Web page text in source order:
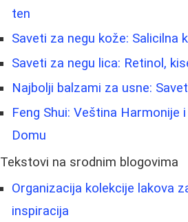
ten
Saveti za negu kože: Salicilna
Saveti za negu lica: Retinol,
Najbolji balzami za usne:
Feng Shui: Veština Harmonije
Domu
Tekstovi na srodnim blogovima
Organizacija kolekcije lakova
inspiracija